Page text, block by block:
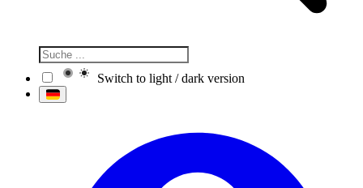
Switch to light / dark version